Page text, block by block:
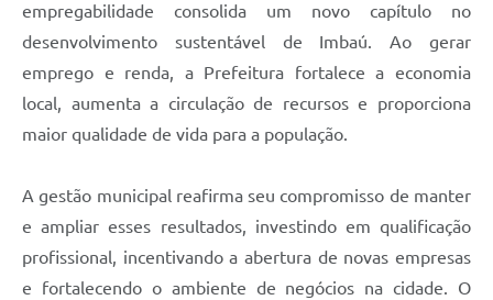
empregabilidade consolida um novo capítulo no
desenvolvimento sustentável de Imbaú. Ao gerar
emprego e renda, a Prefeitura fortalece a economia
local, aumenta a circulação de recursos e proporciona
maior qualidade de vida para a população.
A gestão municipal reafirma seu compromisso de manter
e ampliar esses resultados, investindo em qualificação
profissional, incentivando a abertura de novas empresas
e fortalecendo o ambiente de negócios na cidade. O